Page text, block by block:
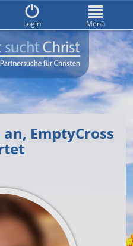
EmptyCross
Login Menü